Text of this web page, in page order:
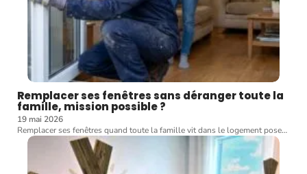
Remplacer ses fenêtres sans déranger toute la
famille, mission possible ?
19 mai 2026
Remplacer ses fenêtres quand toute la famille vit dans le logement pose…